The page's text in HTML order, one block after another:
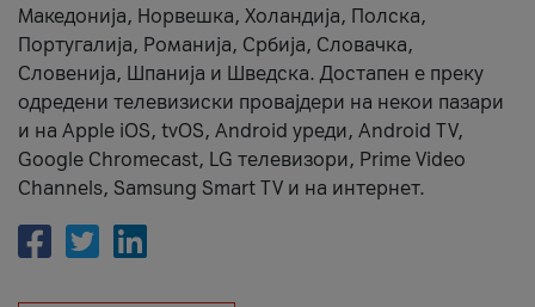
Македонија, Норвешка, Холандија, Полска,
Португалија, Романија, Србија, Словачка,
Словенија, Шпанија и Шведска. Достапен е преку
одредени телевизиски провајдери на некои пазари
и на Apple iOS, tvOS, Android уреди, Android TV,
Google Chromecast, LG телевизори, Prime Video
Channels, Samsung Smart TV и на интернет.